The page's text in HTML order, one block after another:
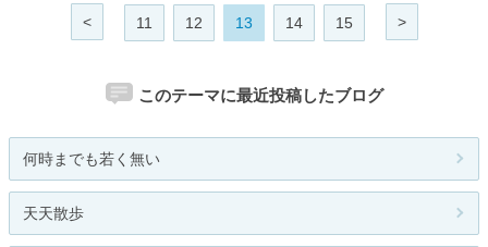
< 11 12 13 14 15 >
このテーマに最近投稿したブログ
何時までも若く無い
天天散歩